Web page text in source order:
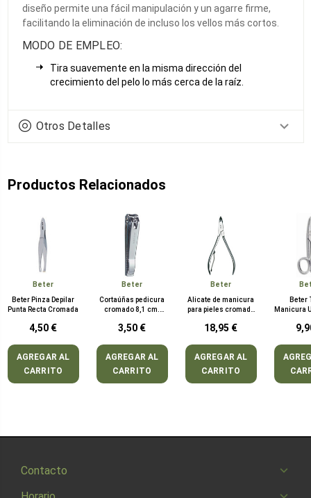
diseño permite una fácil manipulación y un agarre firme,
facilitando la eliminación de incluso los vellos más cortos.
MODO DE EMPLEO:
Tira suavemente en la misma dirección del
crecimiento del pelo lo más cerca de la raíz.
Otros Detalles
Productos Relacionados
Beter
Beter Pinza Depilar
Punta Recta Cromada
4,50 €
AGREGAR AL
CARRITO
Beter
Cortaúñas pedicura
cromado 8,1 cm.
3,50 €
AGREGAR AL
CARRITO
Beter
Alicate de manicura
para pieles cromado
beter
18,95 €
AGREGAR AL
CARRITO
Beter
Manicura
Contacto